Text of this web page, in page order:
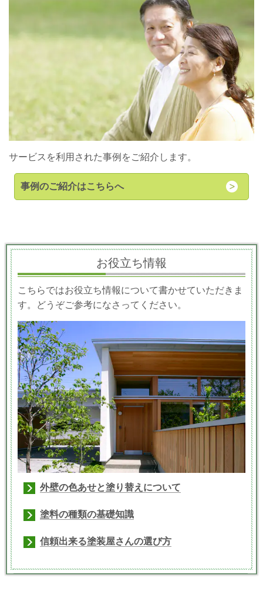
サービスを利用された事例をご紹介します。
事例のご紹介はこちらへ
お役立ち情報
こちらではお役立ち情報について書かせていただきま
す。どうぞご参考になさってください。
外壁の色あせと塗り替えについて
塗料の種類の基礎知識
信頼出来る塗装屋さんの選び方